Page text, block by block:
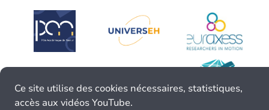
Ce site utilise des cookies nécessaires, statistiques,
accès aux vidéos YouTube.